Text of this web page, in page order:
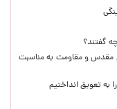
گفتند؟
مقدس و مقاومت به مناسبت
به تعویق انداختیم